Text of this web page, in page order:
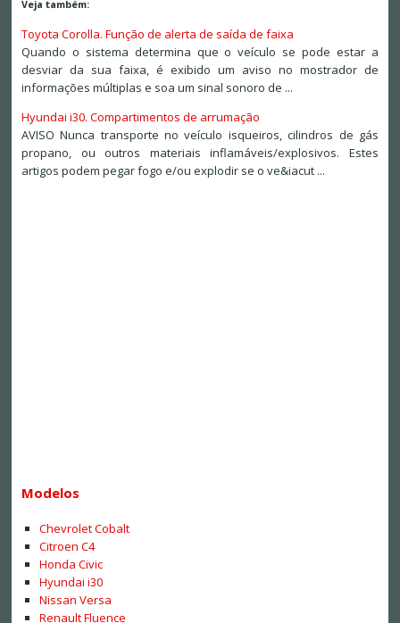
Veja também:
Toyota Corolla. Função de alerta de saída de faixa
Quando o sistema determina que o veículo se pode estar a
desviar da sua faixa, é exibido um aviso no mostrador de
informações múltiplas e soa um sinal sonoro de ...
Hyundai i30. Compartimentos de arrumação
AVISO Nunca transporte no veículo isqueiros, cilindros de gás
propano, ou outros materiais inflamáveis/explosivos. Estes
artigos podem pegar fogo e/ou explodir se o ve&iacut ...
Modelos
Chevrolet Cobalt
Citroen C4
Honda Civic
Hyundai i30
Nissan Versa
Renault Fluence